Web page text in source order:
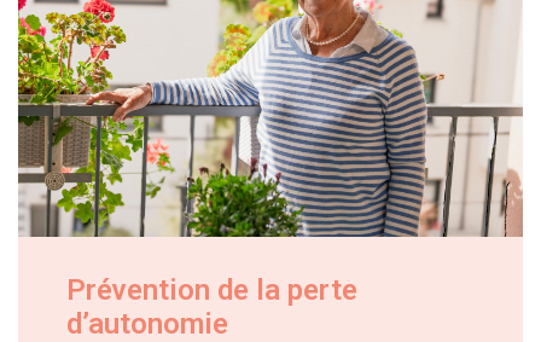
Prévention de la perte
d’autonomie